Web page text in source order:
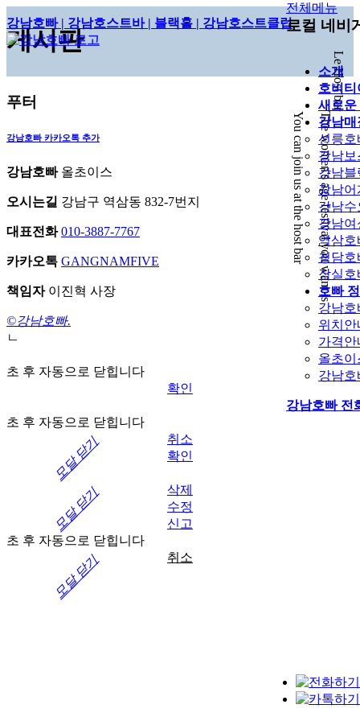
강남호빠 | 강남호스트바 | 블랙홀 | 강남호스트클럽로컬 네비
소개
호비티
새로운
강남매
선릉호
강남보
강남블
강남어
강남수
강남
역삼호
청담호
잠실호
호빠
강남호
위치안
가격안
올초이
강남호
강남호빠전
전체메뉴
Le Host bar
The women's age festival you want is
You can join us at the host bar
게시판
푸터
강남호빠카카오톡 추가
강남호빠 올초이스
오시는길 강남구 역삼동 832-7번지
대표전화 010-3887-7767
카카오톡 GANGNAMFIVE
책임자 이진혁 사장
©강남호빠.
ㄴ
모달 닫기
초 후 자동으로 닫힙니다
확인
모달 닫기
초 후 자동으로 닫힙니다
취소
확인
모달 닫기
삭제
수정
신고
초 후 자동으로 닫힙니다
취소